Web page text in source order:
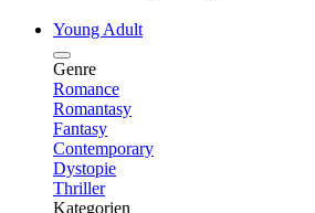
Young Adult
Genre
Romance
Romantasy
Fantasy
Contemporary
Dystopie
Thriller
Kategorien